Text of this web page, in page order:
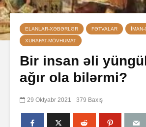
ELANLAR-XƏBƏRLƏR FƏTVALAR
XURAFAT-MÖVHUMAT
Bir insan əli
ağır ola bilərmi?
29 Oktyabr 2021 379 Baxış